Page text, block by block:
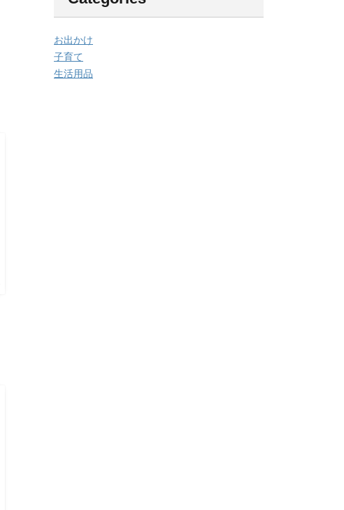
お出かけ
子育て
生活用品